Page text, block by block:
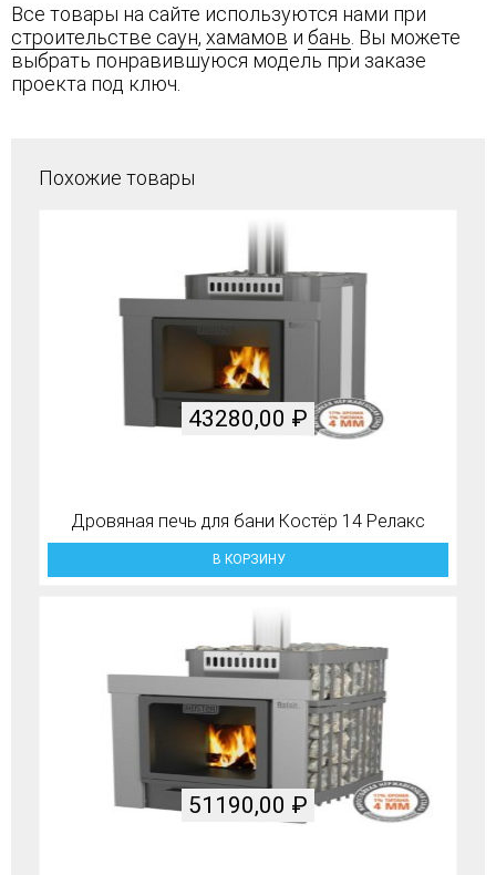
Все товары на сайте используются нами при
строительстве саун, хамамов и бань . Вы можете
выбрать понравившуюся модель при заказе
проекта под ключ.
Похожие товары
Дровяная печь для бани Костёр 14 Релакс
43280,00 ₽
В КОРЗИНУ
51190,00 ₽